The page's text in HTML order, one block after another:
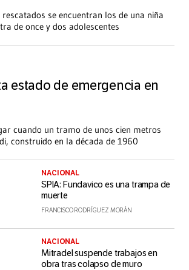
se encuentran los de una niña
de once y dos adolescentes
estado de emergencia en
cuando un tramo de unos cien metros
construido en la década de 1960
NACIONAL
SPIA: Fundavico es una trampa de
muerte
FRANCISCO RODRÍGUEZ MORÁN
NACIONAL
Mitradel suspende trabajos en
obra tras colapso de muro